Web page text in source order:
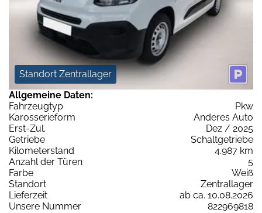
Standort Zentrallager
Allgemeine Daten:
Fahrzeugtyp
Pkw
Karosserieform
Anderes Auto
Erst-Zul.
Dez / 2025
Getriebe
Schaltgetriebe
Kilometerstand
4.987 km
Anzahl der Türen
5
Farbe
Weiß
Standort
Zentrallager
Lieferzeit
ab ca. 10.08.2026
Unsere Nummer
822969818